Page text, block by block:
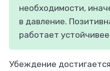
необходимости,
в давление.
работает
Убеждение